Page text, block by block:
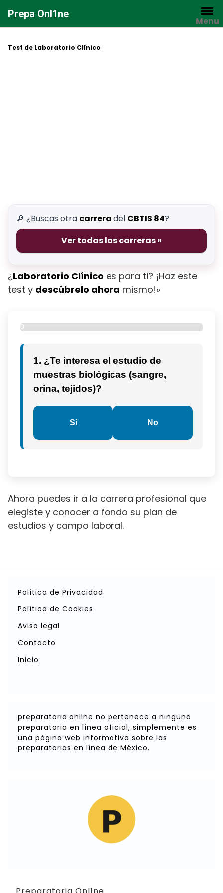
contenido
Prepa Onl1ne
Menu
Test de Laboratorio Clínico
🔎 ¿Buscas otra carrera del CBTIS 84?
Ver todas las carreras »
¿Laboratorio Clínico es para ti? ¡Haz este
test y descúbrelo ahora mismo!»
0
1. ¿Te interesa el estudio de
muestras biológicas (sangre,
orina, tejidos)?
Sí No
Ahora puedes ir a la carrera profesional que
elegiste y conocer a fondo su plan de
estudios y campo laboral.
Política de Privacidad
Política de Cookies
Aviso legal
Contacto
Inicio
preparatoria.online no pertenece a ninguna
preparatoria en línea oficial, simplemente es
una página web informativa sobre las
preparatorias en línea de México.